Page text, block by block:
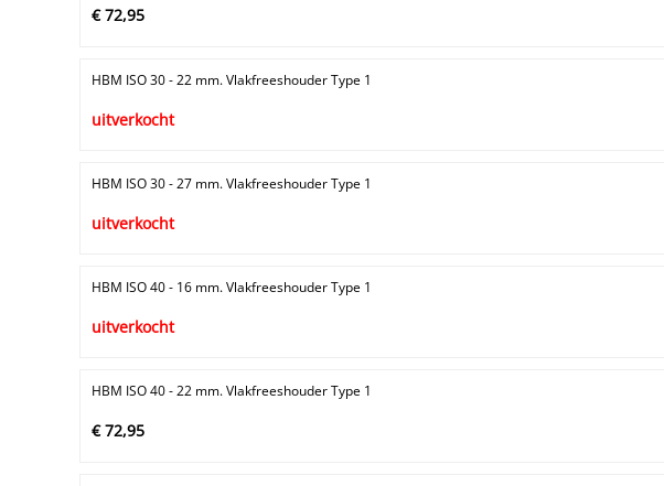
€ 72,95
HBM ISO 30 - 22 mm. Vlakfreeshouder Type 1
uitverkocht
HBM ISO 30 - 27 mm. Vlakfreeshouder Type 1
uitverkocht
HBM ISO 40 - 16 mm. Vlakfreeshouder Type 1
uitverkocht
HBM ISO 40 - 22 mm. Vlakfreeshouder Type 1
€ 72,95